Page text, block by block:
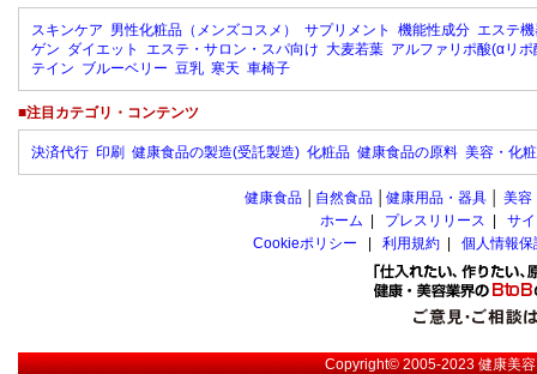
スキンケア 男性化粧品（メンズコスメ） サプリメント 機能性成分 エステ
ゲン ダイエット エステ・サロン・スパ向け 大麦若葉 アルファリポ酸(αリポ
テイン ブルーベリー 豆乳 寒天 車椅子
■注目カテゴリ・コンテンツ
決済代行 印刷 健康食品の製造(受託製造) 化粧品 健康食品の原料 美容・化
健康食品 自然食品 健康用品・器具 美容
ホーム
プレスリリース
サ
Cookieポリシー
利用規約 個人情報
Copyright© 2005-2023健康美